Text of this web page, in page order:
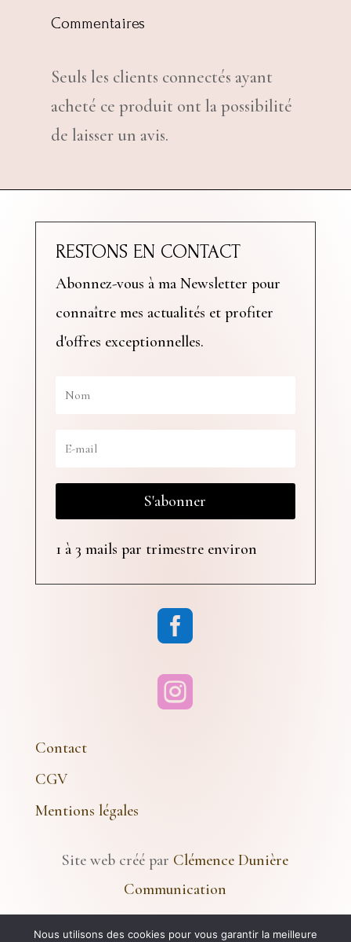
Commentaires
Seuls les clients connectés ayant
acheté ce produit ont la possibilité
de laisser un avis.
RESTONS EN CONTACT
Abonnez-vous à ma Newsletter pour
connaître mes actualités et profiter
d'offres exceptionnelles.
S'abonner
1 à 3 mails par trimestre environ


Contact
CGV
Mentions légales
Site web créé par Clémence Dunière
Communication
Nous utilisons des cookies pour vous garantir la meilleure